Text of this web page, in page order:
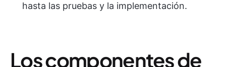
hasta las pruebas y la implementación.
Los componentes de